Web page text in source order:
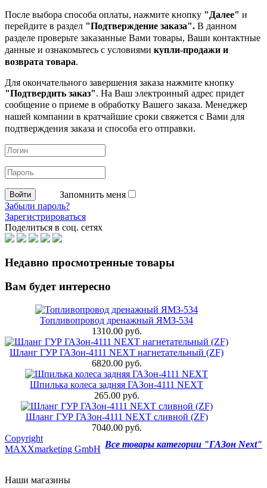
После выбора способа оплаты, нажмите кнопку "Далее" и
перейдите в раздел "Подтверждение заказа". В данном
разделе проверьте заказанные Вами товары, Ваши контактные
данные и ознакомьтесь с условиями купли-продажи и
возврата товара.
Для окончательного завершения заказа нажмите кнопку
"Подтвердить заказ". На Ваш электронный адрес придет
сообщение о приеме в обработку Вашего заказа. Менеджер
нашей компании в кратчайшие сроки свяжется с Вами для
подтверждения заказа и способа его отправки.
Запомнить меня
Забыли пароль?
Зарегистрироваться
Поделиться в соц. сетях
Недавно просмотренные товары
Вам будет интересно
Топливопровод дренажный ЯМЗ-534
1310.00 руб.
Шланг ГУР ГАЗон-4111 NEXT нагнетательный (ZF)
6820.00 руб.
Шпилька колеса задняя ГАЗон-4111 NEXT
265.00 руб.
Шланг ГУР ГАЗон-4111 NEXT сливной (ZF)
7040.00 руб.
Все товары категории "ГАЗон Next"
Copyright
MAXXmarketing GmbH
Наши магазины